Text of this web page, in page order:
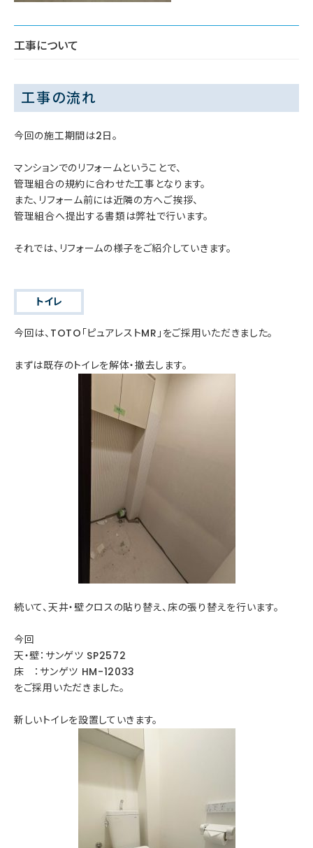
工事について
工事の流れ
今回の施工期間は2日。
マンションでのリフォームということで、
管理組合の規約に合わせた工事となります。
また、リフォーム前には近隣の方へご挨拶、
管理組合へ提出する書類は弊社で行います。
それでは、リフォームの様子をご紹介していきます。
トイレ
今回は、TOTO「ピュアレストMR」をご採用いただきました。
まずは既存のトイレを解体・撤去します。
続いて、天井・壁クロスの貼り替え、床の張り替えを行います。
今回
天・壁：サンゲツ SP2572
床 ：サンゲツ HM-12033
をご採用いただきました。
新しいトイレを設置していきます。